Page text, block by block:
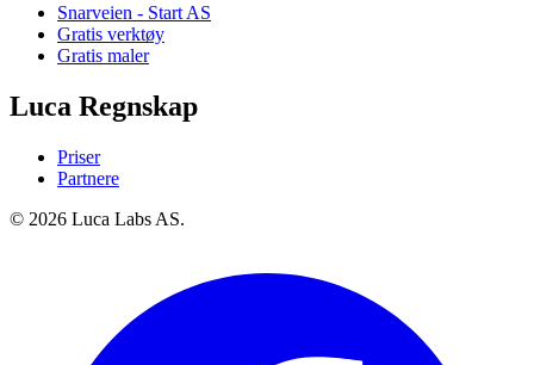
Snarveien - Start AS
Gratis verktøy
Gratis maler
Luca Regnskap
Priser
Partnere
© 2026 Luca Labs AS.